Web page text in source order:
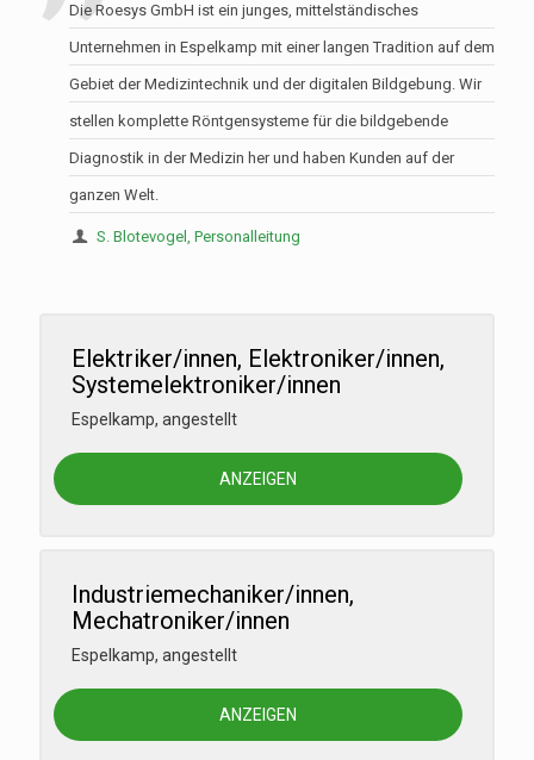
Die Roesys GmbH ist ein junges, mittelständisches
Unternehmen in Espelkamp mit einer langen Tradition auf dem
Gebiet der Medizintechnik und der digitalen Bildgebung. Wir
stellen komplette Röntgensysteme für die bildgebende
Diagnostik in der Medizin her und haben Kunden auf der
ganzen Welt.
S. Blotevogel, Personalleitung
Elektriker/innen, Elektroniker/innen,
Systemelektroniker/innen
Espelkamp, angestellt
ANZEIGEN
Industriemechaniker/innen,
Mechatroniker/innen
Espelkamp, angestellt
ANZEIGEN